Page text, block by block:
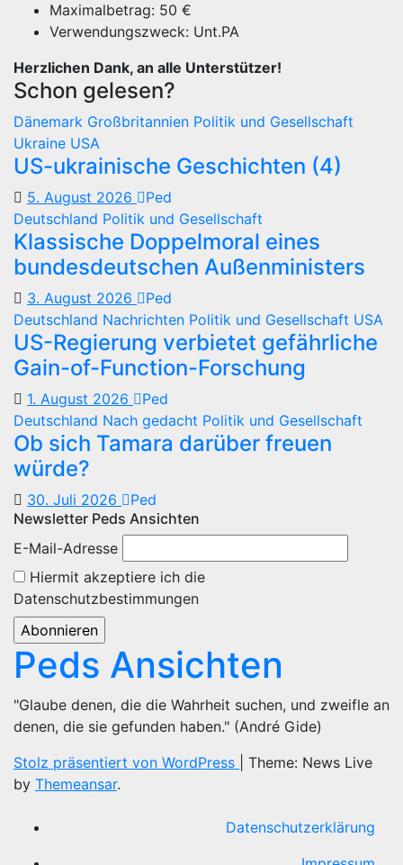
Maximalbetrag: 50 €
Verwendungszweck: Unt.PA
Herzlichen Dank, an alle Unterstützer!
Schon gelesen?
Dänemark Großbritannien Politik und Gesellschaft
Ukraine USA
US-ukrainische Geschichten (4)
5. August 2026
Ped
Deutschland Politik und Gesellschaft
Klassische Doppelmoral eines
bundesdeutschen Außenministers
3. August 2026
Ped
Deutschland Nachrichten Politik und Gesellschaft USA
US-Regierung verbietet gefährliche
Gain-of-Function-Forschung
1. August 2026
Ped
Deutschland Nach gedacht Politik und Gesellschaft
Ob sich Tamara darüber freuen
würde?
30. Juli 2026
Ped
Newsletter Peds Ansichten
E-Mail-Adresse
Hiermit akzeptiere ich die
Datenschutzbestimmungen
Peds Ansichten
"Glaube denen, die die Wahrheit suchen, und zweifle an
denen, die sie gefunden haben." (André Gide)
Stolz präsentiert von WordPress
Theme: News Live
by Themeansar.
Datenschutzerklärung